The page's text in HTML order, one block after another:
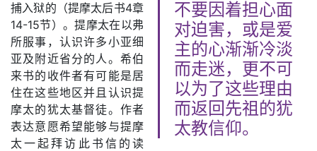
不要因着担心面
对迫害，或是爱
主的心渐渐冷淡
而走迷，更不可
以为了这些理由
而返回先祖的犹
太教信仰。
捕入狱的（提摩太后书4章
14-15节）。提摩太在以弗
所服事，认识许多小亚细
亚及附近省分的人。希伯
来书的收件者有可能是居
住在这些地区并且认识提
摩太的犹太基督徒。作者
表达意愿希望能够与提摩
太一起拜访此书信的读